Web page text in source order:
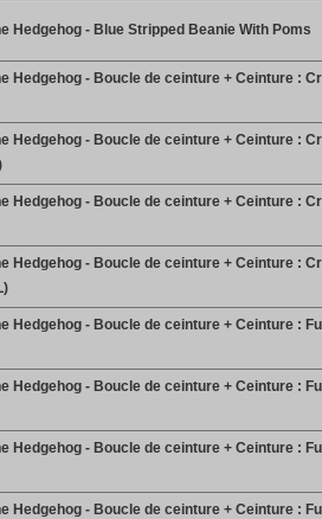
Hedgehog - Blue Stripped Beanie With Poms
Hedgehog - Boucle de ceinture + Ceinture :
Hedgehog - Boucle de ceinture + Ceinture :
Hedgehog - Boucle de ceinture + Ceinture :
Hedgehog - Boucle de ceinture + Ceinture :
Hedgehog - Boucle de ceinture + Ceinture :
Hedgehog - Boucle de ceinture + Ceinture :
Hedgehog - Boucle de ceinture + Ceinture :
Hedgehog - Boucle de ceinture + Ceinture :